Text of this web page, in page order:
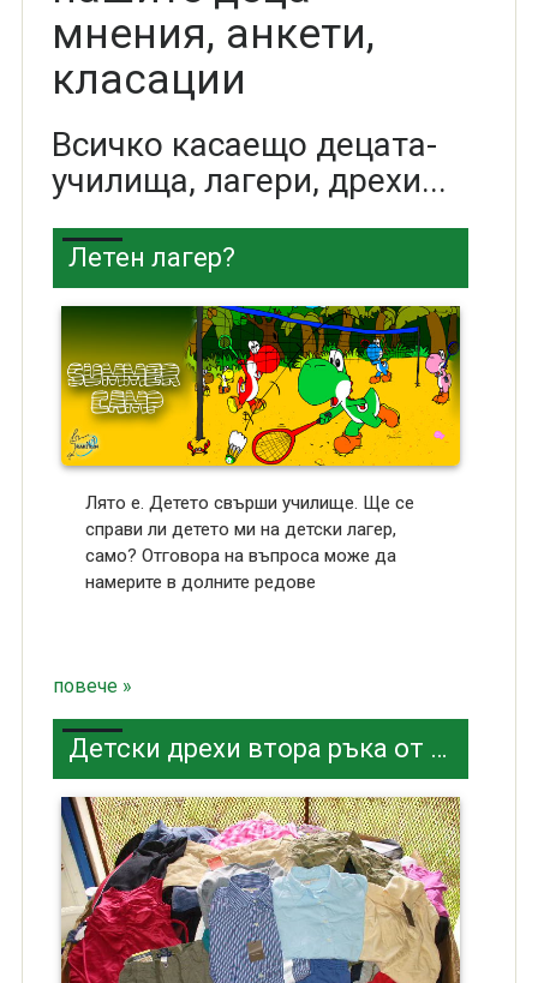
мнения, анкети,
класации
Всичко касаещо децата-
училища, лагери, дрехи...
Летен лагер?
Лято е. Детето свърши училище. Ще се
справи ли детето ми на детски лагер,
само? Отговора на въпроса може да
намерите в долните редове
повече »
Детски дрехи втора ръка от приятелка. Направете го тактично!